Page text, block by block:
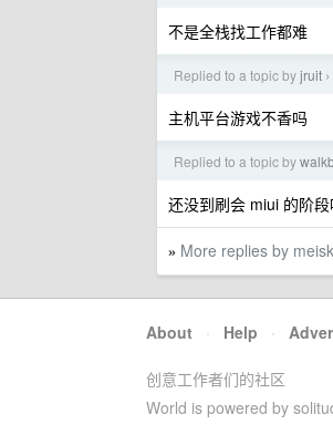
不是全栈找工作都难
Replied to a topic byjruit ›
主机平台游戏不香吗
Replied to a topic by
还没到刷会 miui 的阶
» More replies by
About · Help ·
创意工作者们的社区
World is powered by